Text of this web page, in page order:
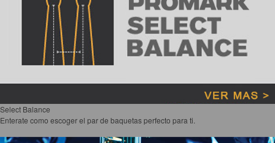
Select Balance
Enterate como escoger el par de baquetas perfecto para ti.